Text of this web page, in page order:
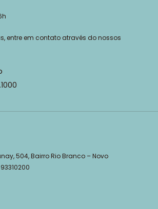
entre em contato através do nossos
504, Bairro Rio Branco – Novo